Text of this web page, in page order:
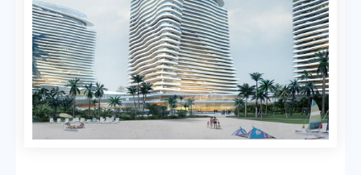
合作品牌
实体旗舰店
金致团队
品牌授权
餐饮娱乐工程案例
教育培训工程案例
楼宇别墅工程案例
产品中心 技术支持 资讯中心